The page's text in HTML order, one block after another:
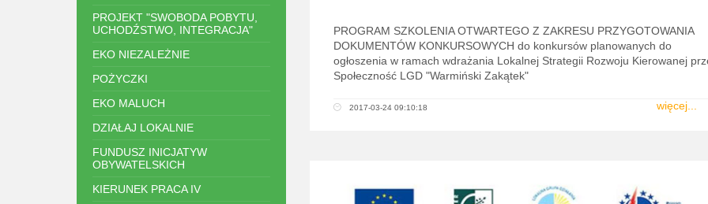
PROGRAM SZKOLENIA OTWARTEGO Z ZAKRESU PRZYGOTOWANIA
DOKUMENTÓW KONKURSOWYCH do konkursów planowanych do
ogłoszenia w ramach wdrażania Lokalnej Strategii Rozwoju Kierowanej
Społeczność LGD "Warmiński Zakątek"
więcej...
2017-03-24 09:10:18
PROJEKT "SWOBODA POBYTU,
UCHODŹSTWO, INTEGRACJA"
EKO NIEZALEŻNIE
POŻYCZKI
EKO MALUCH
DZIAŁAJ LOKALNIE
FUNDUSZ INICJATYW
OBYWATELSKICH
KIERUNEK PRACA IV